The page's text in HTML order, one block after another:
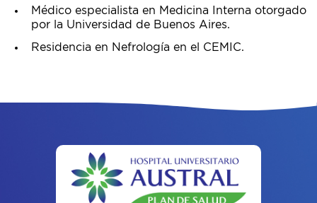
Médico especialista en Medicina Interna otorgado
por la Universidad de Buenos Aires.
Residencia en Nefrología en el CEMIC.